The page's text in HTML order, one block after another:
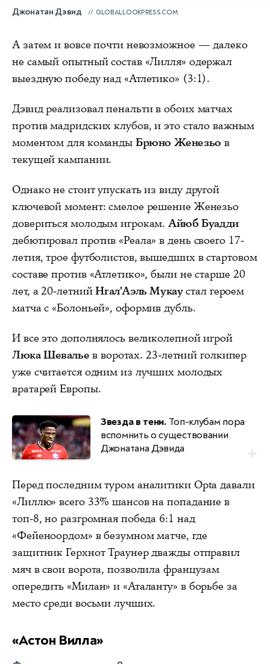
Джонатан Дэвид GLOBALLOOKPRESS.COM
А затем и вовсе почти невозможное — далеко
не самый опытный состав «Лилля» одержал
выездную победу над «Атлетико» (3:1).
Дэвид реализовал пенальти в обоих матчах
против мадридских клубов, и это стало важным
моментом для команды Брюно Женезьо в
текущей кампании.
Однако не стоит упускать из виду другой
ключевой момент: смелое решение Женезьо
довериться молодым игрокам.Айюб Буадди
дебютировал против «Реала» в день своего 17-
летия, трое футболистов, вышедших в стартовом
составе против «Атлетико», были не старше 20
лет, а 20-летнийНгал'Аэль Мукаустал героем
матча с «Болоньей», оформив дубль.
И все это дополнялось великолепной игрой
Люка Шевалье в воротах. 23-летний голкипер
уже считается одним из лучших молодых
вратарей Европы.
Звезда в тени.Топ-клубам пора
вспомнить о существовании
Джонатана Дэвида
Перед последним туром аналитики Opta давали
«Лиллю» всего 33% шансов на попадание в
топ-8, но разгромная победа 6:1 над
«Фейеноордом» в безумном матче, где
защитник Герхнот Траунер дважды отправил
мяч в свои ворота, позволила французам
опередить «Милан» и «Аталанту» в борьбе за
место среди восьми лучших.
«Астон Вилла»